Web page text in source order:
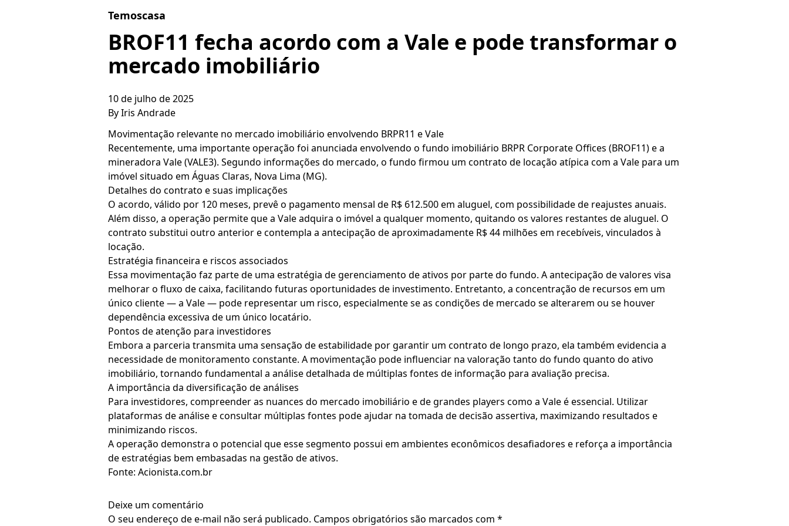
Temoscasa
BROF11 fecha acordo com a Vale e pode transformar o
mercado imobiliário
10 de julho de 2025
ByIris Andrade
Movimentação relevante no mercado imobiliário envolvendo BRPR11 e Vale
Recentemente, uma importante operação foi anunciada envolvendo o fundo imobiliário BRPR Corporate Offices (BROF11) e a
mineradora Vale (VALE3). Segundo informações do mercado, o fundo firmou um contrato de locação atípica com a Vale para um
imóvel situado em Águas Claras, Nova Lima (MG).
Detalhes do contrato e suas implicações
O acordo, válido por 120 meses, prevê o pagamento mensal de R$ 612.500 em aluguel, com possibilidade de reajustes anuais.
Além disso, a operação permite que a Vale adquira o imóvel a qualquer momento, quitando os valores restantes de aluguel. O
contrato substitui outro anterior e contempla a antecipação de aproximadamente R$ 44 milhões em recebíveis, vinculados à
locação.
Estratégia financeira e riscos associados
Essa movimentação faz parte de uma estratégia de gerenciamento de ativos por parte do fundo. A antecipação de valores visa
melhorar o fluxo de caixa, facilitando futuras oportunidades de investimento. Entretanto, a concentração de recursos em um
único cliente — a Vale — pode representar um risco, especialmente se as condições de mercado se alterarem ou se houver
dependência excessiva de um único locatário.
Pontos de atenção para investidores
Embora a parceria transmita uma sensação de estabilidade por garantir um contrato de longo prazo, ela também evidencia a
necessidade de monitoramento constante. A movimentação pode influenciar na valoração tanto do fundo quanto do ativo
imobiliário, tornando fundamental a análise detalhada de múltiplas fontes de informação para avaliação precisa.
A importância da diversificação de análises
Para investidores, compreender as nuances do mercado imobiliário e de grandes players como a Vale é essencial. Utilizar
plataformas de análise e consultar múltiplas fontes pode ajudar na tomada de decisão assertiva, maximizando resultados e
minimizando riscos.
A operação demonstra o potencial que esse segmento possui em ambientes econômicos desafiadores e reforça a importância
de estratégias bem embasadas na gestão de ativos.
Fonte: Acionista.com.br
Deixe um comentário
O seu endereço de e-mail não será publicado. Campos obrigatórios são marcados com *